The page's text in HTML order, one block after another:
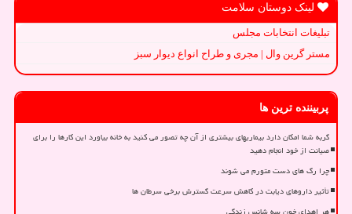
لینک دوستان سلامت
تبلیغات انتخابات مجلس
مستر گرین وال | مجری و طراح انواع دیوار سبز
پربیننده ترین ها
گربه شما امکان دارد بیماریهای بیشتری از آن چه تصور می کنید به خانه بیاورد این کارها را برای
صیانت از خود انجام دهید
چرا رگ های دست متورم می شوند
تأثیر داروهای دیابت در کاهش سرعت گسترش برخی سرطان ها